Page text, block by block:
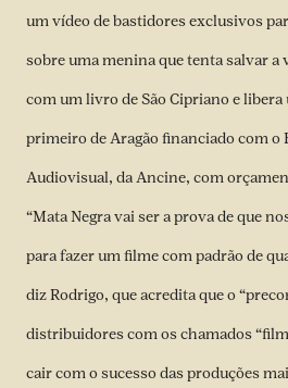
um vídeo de bastidores exclusivos
sobre uma menina que tenta salvar a
com um livro de São Cipriano e
primeiro de Aragão financiado com o
Audiovisual, da Ancine, com
“Mata Negra vai ser a prova de que
para fazer um filme com padrão de
diz Rodrigo, que acredita que o
distribuidores com os chamados
cair com o sucesso das produções